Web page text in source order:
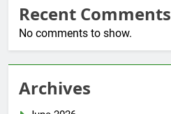
Recent Comments
No comments to show.
Archives